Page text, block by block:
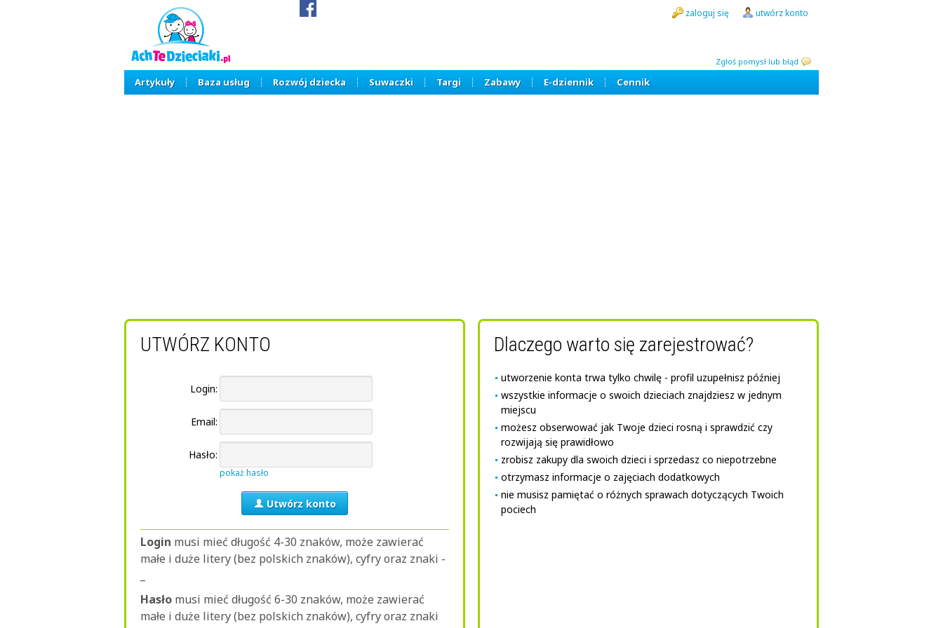
Zgłoś pomysł lub błąd
zaloguj się utwórz konto
Artykuły Baza usług Rozwój dziecka Suwaczki Targi Zabawy E-dziennik Cennik
UTWÓRZ KONTO
Login:
Email:
Hasło:
pokaż hasło
Utwórz konto
Login musi mieć długość 4-30 znaków, może zawierać
małe i duże litery (bez polskich znaków), cyfry oraz znaki -
Hasło musi mieć długość 6-30 znaków, może zawierać
małe i duże litery (bez polskich znaków), cyfry oraz znaki
Dlaczego warto się zarejestrować?
utworzenie konta trwa tylko chwilę - profil uzupełnisz później
wszystkie informacje o swoich dzieciach znajdziesz w jednym
miejscu
możesz obserwować jak Twoje dzieci rosną i sprawdzić czy
rozwijają się prawidłowo
zrobisz zakupy dla swoich dzieci i sprzedasz co niepotrzebne
otrzymasz informacje o zajęciach dodatkowych
nie musisz pamiętać o różnych sprawach dotyczących Twoich
pociech